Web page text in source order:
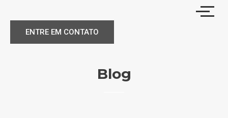
ENTRE EM CONTATO
Blog